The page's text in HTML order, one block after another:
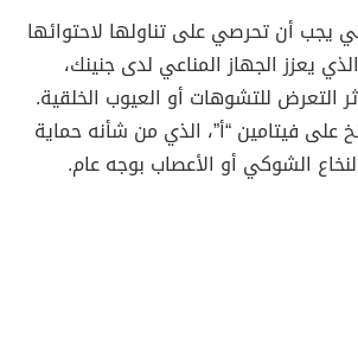
يجب أن تحرصي على تناولها لاحتوائها
يعزز الجهاز المناعي لدى جنينك،
التعرض للتشوهات أو العيوب الخلقية.
على فيتامين “أ”، الذي من شأنه حماية
الشوكي أو الأعصاب بوجه عام.